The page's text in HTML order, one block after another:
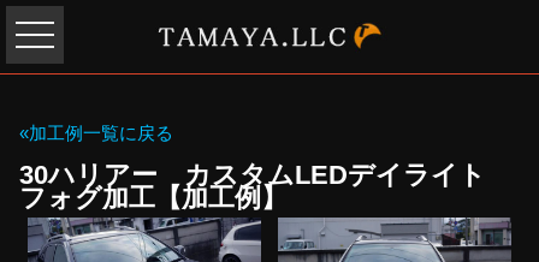
«加工例一覧に戻る
30ハリアー カスタムLEDデイライト
フォグ加工【加工例】